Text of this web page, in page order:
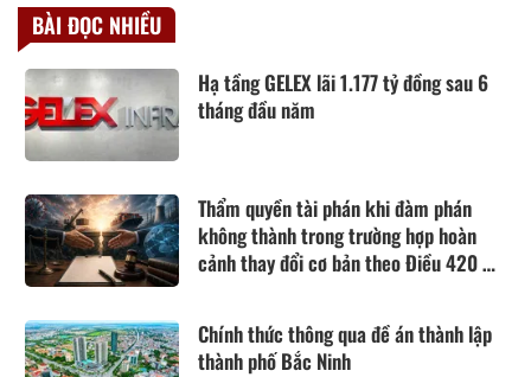
BÀI ĐỌC NHIỀU
Hạ tầng GELEX lãi 1.177 tỷ đồng sau 6
tháng đầu năm
Thẩm quyền tài phán khi đàm phán
không thành trong trường hợp hoàn
cảnh thay đổi cơ bản theo Điều 420 Bộ
Chính thức thông qua đề án thành lập
thành phố Bắc Ninh